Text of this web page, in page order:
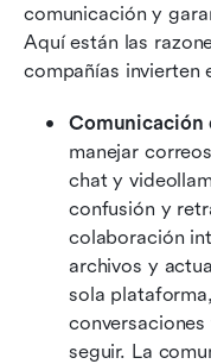
comunicación y
Aquí están las
compañías invierten
Comunicación
manejar
chat y
confusión y
colaboración
archivos y
sola
seguir. La